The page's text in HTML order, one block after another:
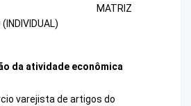
MATRIZ
da atividade econômica
varejista de artigos do